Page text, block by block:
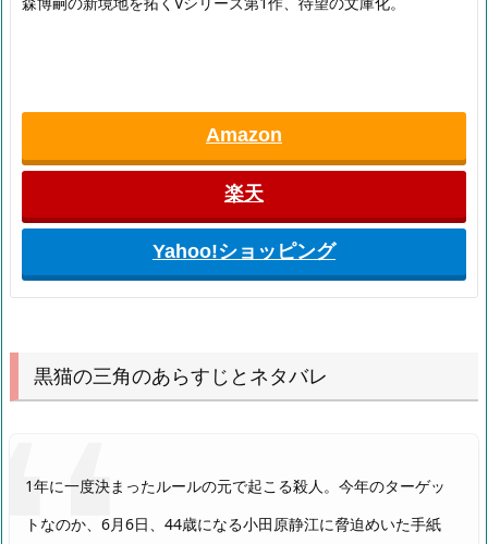
Amazon
楽天
Yahoo!ショッピング
黒猫の三角のあらすじとネタバレ
1年に一度決まったルールの元で起こる殺人。今年のターゲッ
トなのか、6月6日、44歳になる小田原静江に脅迫めいた手紙